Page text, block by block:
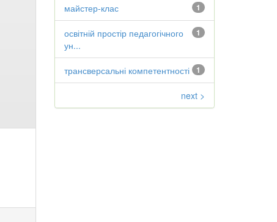
1
майстер-клас
1
освітній простір педагогічного
ун...
1
трансверсальні компетентності
next >